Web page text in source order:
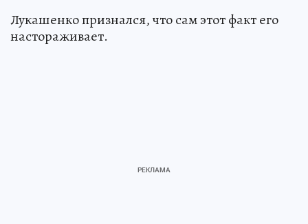
Лукашенко признался, что сам этот факт его
настораживает.